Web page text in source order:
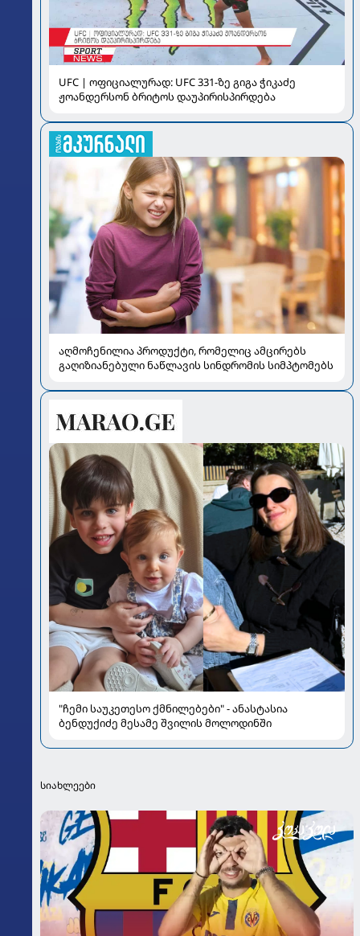
UFC | ოფიციალურად: UFC 331-ზე გიგა ჭიკაძე
ჟოანდერსონ ბრიტოს დაუპირისპირდება
აღმოჩენილია პროდუქტი, რომელიც ამცირებს
გაღიზიანებული ნაწლავის სინდრომის სიმპტომებს
"ჩემი საუკეთესო ქმნილებები" - ანასტასია
ბენდუქიძე მესამე შვილის მოლოდინში
სიახლეები